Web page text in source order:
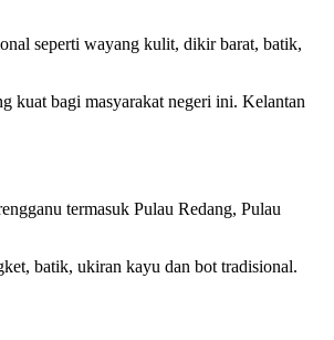
seperti wayang kulit, dikir barat, batik,
kuat bagi masyarakat negeri ini. Kelantan
termasuk Pulau Redang, Pulau
batik, ukiran kayu dan bot tradisional.